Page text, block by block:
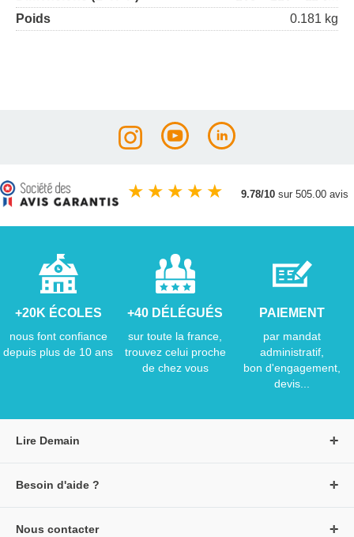
Poids
0.181 kg
★ ★ ★ ★ ★ 9.78/10 sur 505.00 avis
+20K ÉCOLES
nous font confiance
depuis plus de 10 ans
+40 DÉLÉGUÉS
sur toute la france,
trouvez celui proche
de chez vous
PAIEMENT
par mandat
administratif,
bon d'engagement,
devis...
Lire Demain
Besoin d'aide ?
Nous contacter